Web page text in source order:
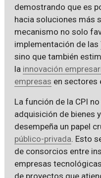
demostrando que es
hacia soluciones más
mecanismo no solo
implementación de las
sino que también
la innovación
empresas en sectores
La función de la CPI
adquisición de bienes
desempeña un papel
público-privada. Esto
de consorcios entre
empresas
de proyectos que